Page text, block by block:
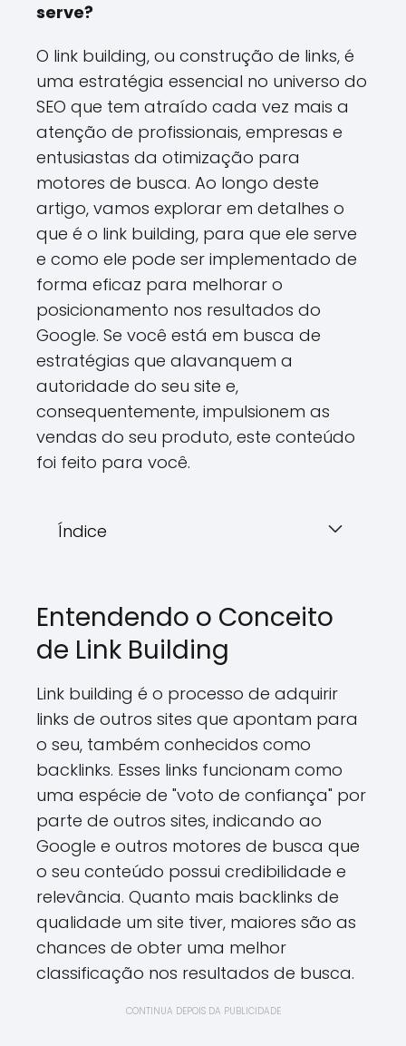
serve?
O link building, ou construção de links, é
uma estratégia essencial no universo do
SEO que tem atraído cada vez mais a
atenção de profissionais, empresas e
entusiastas da otimização para
motores de busca. Ao longo deste
artigo, vamos explorar em detalhes o
que é o link building, para que ele serve
e como ele pode ser implementado de
forma eficaz para melhorar o
posicionamento nos resultados do
Google. Se você está em busca de
estratégias que alavanquem a
autoridade do seu site e,
consequentemente, impulsionem as
vendas do seu produto, este conteúdo
foi feito para você.
Índice
Entendendo o Conceito
de Link Building
Link building é o processo de adquirir
links de outros sites que apontam para
o seu, também conhecidos como
backlinks. Esses links funcionam como
uma espécie de "voto de confiança" por
parte de outros sites, indicando ao
Google e outros motores de busca que
o seu conteúdo possui credibilidade e
relevância. Quanto mais backlinks de
qualidade um site tiver, maiores são as
chances de obter uma melhor
classificação nos resultados de busca.
CONTINUA DEPOIS DA PUBLICIDADE